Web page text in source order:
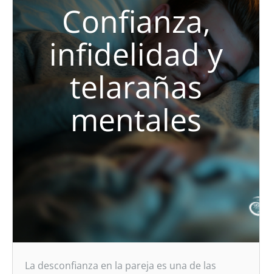
Confianza,
infidelidad y
telarañas
mentales
La desconfianza en la pareja es una de las